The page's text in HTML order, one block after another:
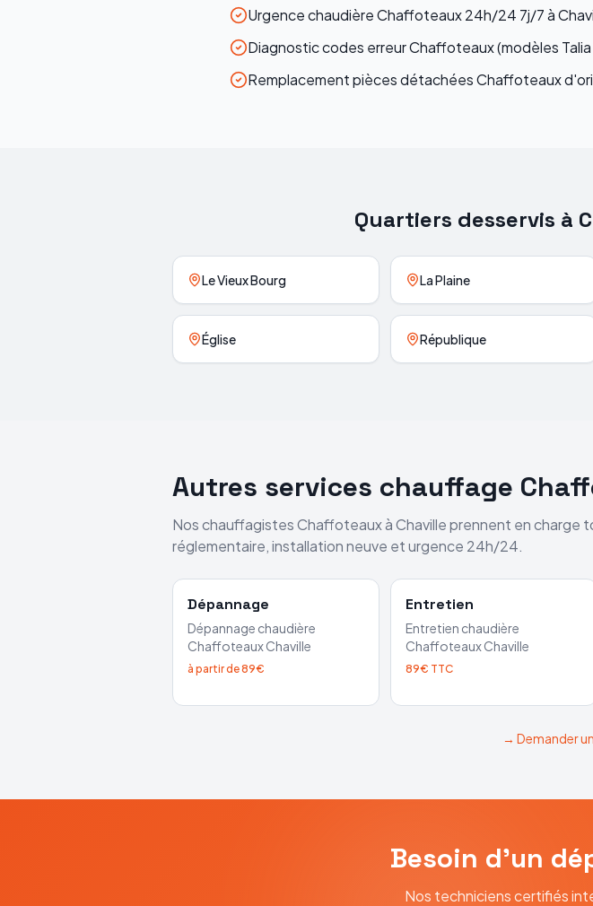
Urgence chaudière Chaffoteaux 24h/24 7j/7 à
Diagnostic codes erreur Chaffoteaux (modèles
Remplacement pièces détachées Chaffoteaux
Quartiers desservis à
Le Vieux Bourg La Plaine
Église République
Autres services chauffage
Nos chauffagistesChaffoteauxàChavilleprennent en charge
réglementaire, installation neuve et urgence 24h/24.
Dépannage
Dépannage chaudière
ChaffoteauxChaville
à partir de 89€
Entretien
Entretien chaudière
ChaffoteauxChaville
89€ TTC
→ Demander
Besoin d'un
Nos techniciens certifiés